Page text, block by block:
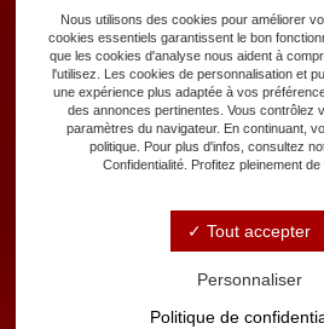
Nos
Contact
Nous utilisons des cookies pour améliorer
cookies essentiels garantissent le bon
que les cookies d'analyse nous aident à
l'utilisez. Les cookies de personnalisation et
une expérience plus adaptée à vos
des annonces pertinentes. Vous contrôlez
paramètres du navigateur. En continuant,
politique. Pour plus d'infos, consultez
Confidentialité. Profitez pleinement
Tout accepter
Personnaliser
Politique de